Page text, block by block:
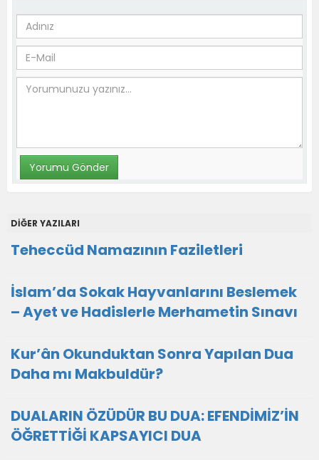
DİĞER YAZILARI
Teheccüd Namazının Faziletleri
İslam’da Sokak Hayvanlarını Beslemek
– Ayet ve Hadislerle Merhametin Sınavı
Kur’ân Okunduktan Sonra Yapılan Dua
Daha mı Makbuldür?
DUALARIN ÖZÜDÜR BU DUA: EFENDİMİZ’İN
ÖĞRETTİĞİ KAPSAYICI DUA